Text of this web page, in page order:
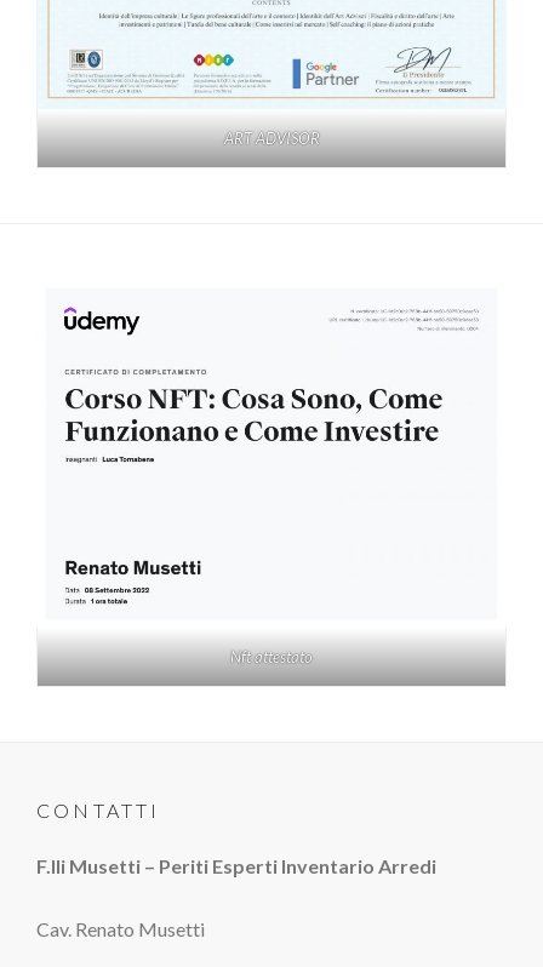
ART ADVISOR
Nft attestato
CONTATTI
F.lli Musetti – Periti Esperti Inventario Arredi
Cav. Renato Musetti